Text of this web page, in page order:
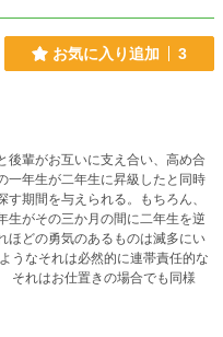
お気に入り追加 3
後輩がお互いに支え合い、高め合
一年生が二年生に昇級したと同時
す期間を与えられる。もちろん、
生がその三か月の間に二年生を逆
ほどの勇気のあるものは滅多にい
なそれは必然的に連帯責任的な
れはお仕置きの場合でも同様